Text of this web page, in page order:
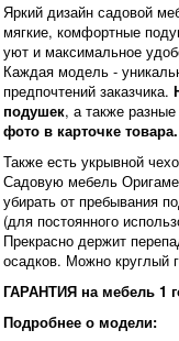
Яркий дизайн садовой
мягкие, комфортные
уют и максимальное
Каждая модель -
предпочтений заказчика.
подушек, а также
фото в карточке товара.
Также есть укрывной
Садовую мебель
убирать от пребывания
(для постоянного
Прекрасно держит
осадков. Можно круглый
ГАРАНТИЯ на мебель 1
Подробнее о модели: